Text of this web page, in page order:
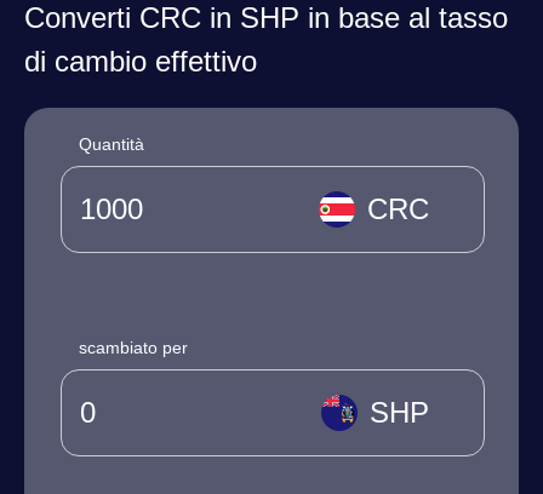
Converti CRC in SHP in base al tasso
di cambio effettivo
Quantità
CRC
scambiato per
SHP